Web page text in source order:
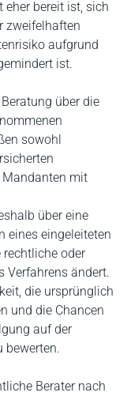
bereit ist, sich
zweifelhaften
aufgrund
ist.
über die
sowohl
Mandanten mit
über eine
eines eingeleiteten
rechtliche oder
Verfahrens ändert.
die ursprünglich
und die Chancen
auf der
bewerten.
Berater nach